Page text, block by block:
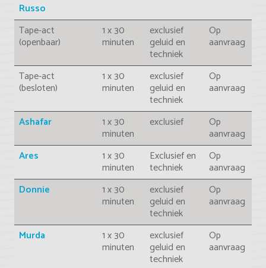
Russo
Tape-act
(openbaar)
1 x 30
minuten
exclusief
geluid en
techniek
Op
aanvraag
Tape-act
(besloten)
1 x 30
minuten
exclusief
geluid en
techniek
Op
aanvraag
Ashafar 1 x 30
minuten
exclusief Op
aanvraag
Ares
1 x 30
minuten
Exclusief en
techniek
Op
aanvraag
Donnie
1 x 30
minuten
exclusief
geluid en
techniek
Op
aanvraag
Murda 1 x 30
minuten
exclusief
geluid en
techniek
Op
aanvraag